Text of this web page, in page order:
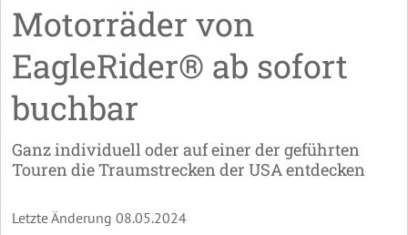
Motorräder von
EagleRider® ab sofort
buchbar
Ganz individuell oder auf einer der geführten
Touren die Traumstrecken der USA entdecken
Letzte Änderung 08.05.2024